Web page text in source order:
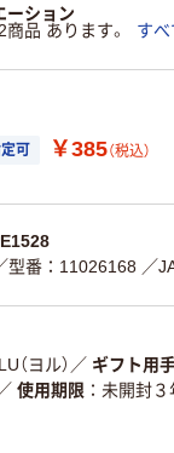
ーション
商品 あります。
す
可 ￥385（税込）
型番：11026168 ／
（ヨル） ／ ギフト用
／ 使用期限
未開封３